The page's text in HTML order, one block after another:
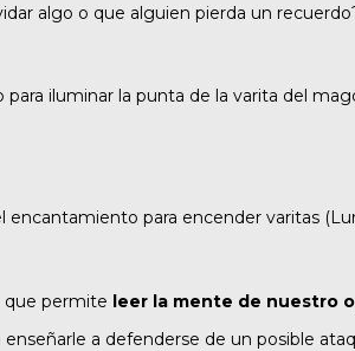
algo o que alguien pierda un
iluminar la punta de la varita del
encantamiento para encender varitas
que permite leer la mente de nuestro
enseñarle a defenderse de un posible